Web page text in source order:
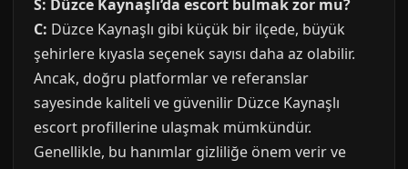
S: Düzce Kaynaşlı’da escort bulmak zor mu?
C: Düzce Kaynaşlı gibi küçük bir ilçede, büyük
şehirlere kıyasla seçenek sayısı daha az olabilir.
Ancak, doğru platformlar ve referanslar
sayesinde kaliteli ve güvenilir Düzce Kaynaşlı
escort profillerine ulaşmak mümkündür.
Genellikle, bu hanımlar gizliliğe önem verir ve